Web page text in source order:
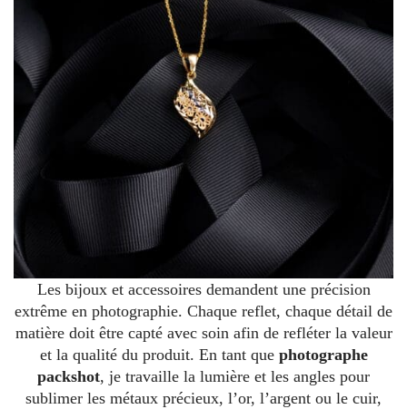
Les bijoux et accessoires demandent une précision
extrême en photographie. Chaque reflet, chaque détail de
matière doit être capté avec soin afin de refléter la valeur
et la qualité du produit. En tant que photographe
packshot, je travaille la lumière et les angles pour
sublimer les métaux précieux, l’or, l’argent ou le cuir,